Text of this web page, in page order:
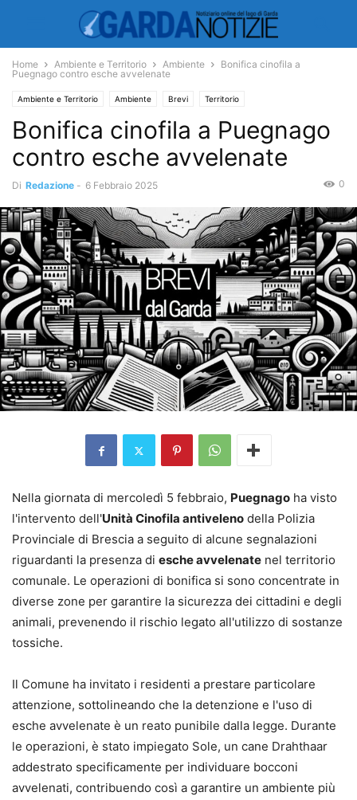
Home Ambiente e Territorio Ambiente
Bonifica cinofila a
Puegnago contro esche avvelenate
Ambiente e Territorio Ambiente Brevi Territorio
Bonifica cinofila a Puegnago
contro esche avvelenate
Di Redazione - 6 Febbraio 2025 0
Nella giornata di mercoledì 5 febbraio, Puegnago ha visto
l'intervento dell'Unità Cinofila antiveleno della Polizia
Provinciale di Brescia a seguito di alcune segnalazioni
riguardanti la presenza di esche avvelenate nel territorio
comunale. Le operazioni di bonifica si sono concentrate in
diverse zone per garantire la sicurezza dei cittadini e degli
animali, prevenendo il rischio legato all'utilizzo di sostanze
tossiche.
Il Comune ha invitato i residenti a prestare particolare
attenzione, sottolineando che la detenzione e l'uso di
esche avvelenate è un reato punibile dalla legge. Durante
le operazioni, è stato impiegato Sole, un cane Drahthaar
addestrato specificamente per individuare bocconi
avvelenati, contribuendo così a garantire un ambiente più